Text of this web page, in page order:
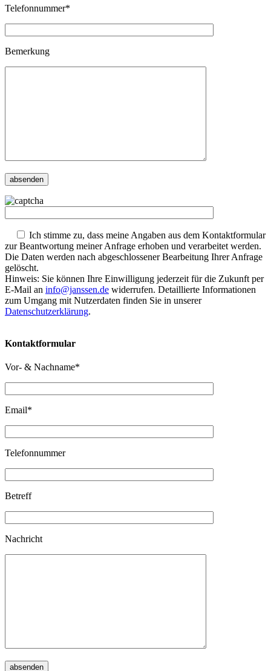
Telefonnummer*
Bemerkung
Ich stimme zu, dass meine Angaben aus dem Kontaktformular
zur Beantwortung meiner Anfrage erhoben und verarbeitet werden.
Die Daten werden nach abgeschlossener Bearbeitung Ihrer Anfrage
gelöscht.
Hinweis: Sie können Ihre Einwilligung jederzeit für die Zukunft per
E-Mail an info@janssen.de widerrufen. Detaillierte Informationen
zum Umgang mit Nutzerdaten finden Sie in unserer
Datenschutzerklärung.
Kontaktformular
Vor- & Nachname*
Email*
Telefonnummer
Betreff
Nachricht